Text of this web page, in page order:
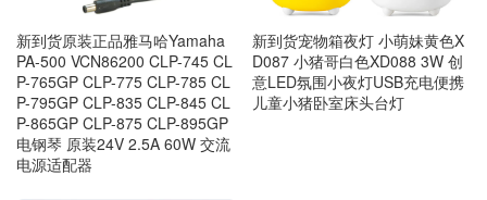
新到货原装正品雅马哈Yamaha
PA-500 VCN86200 CLP-745 CL
P-765GP CLP-775 CLP-785 CL
P-795GP CLP-835 CLP-845 CL
P-865GP CLP-875 CLP-895GP
电钢琴 原装24V 2.5A 60W 交流
电源适配器
新到货宠物箱夜灯 小萌妹黄色X
D087 小猪哥白色XD088 3W 创
意LED氛围小夜灯USB充电便携
儿童小猪卧室床头台灯